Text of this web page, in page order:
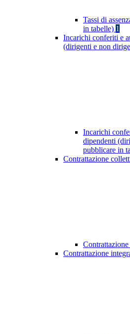
Tassi di
in tabelle) 1
Incarichi conferiti e
(dirigenti e non
Incarichi
dipendenti
pubblicare in
Contrattazione
Contrattazione